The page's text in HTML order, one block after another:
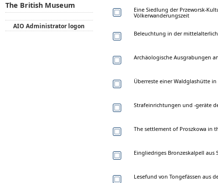
Eine Siedlung der Przeworsk-
Völkerwanderungszeit
Beleuchtung in der
Archäologische Ausgrabungen
Überreste einer Waldglashütte
Strafeinrichtungen und -geräte
The settlement of Proszkowa in
Eingliedriges Bronzeskalpell aus
Lesefund von Tongefässen aus
The British Museum
AIO Administrator logon